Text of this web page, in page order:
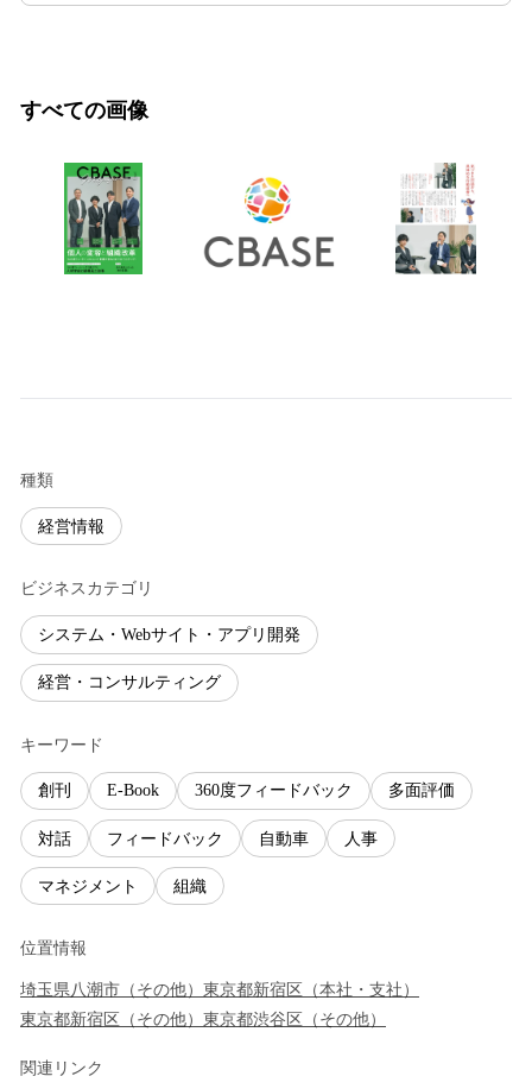
すべての画像
種類
経営情報
ビジネスカテゴリ
システム・Webサイト・アプリ開発
経営・コンサルティング
キーワード
創刊 E-Book 360度フィードバック 多面評価
対話 フィードバック 自動車 人事
マネジメント 組織
位置情報
埼玉県八潮市 （ その他） 東京都新宿区 （本社・支社 ）
東京都新宿区 （ その他） 東京都渋谷区 （ その他）
関連リンク